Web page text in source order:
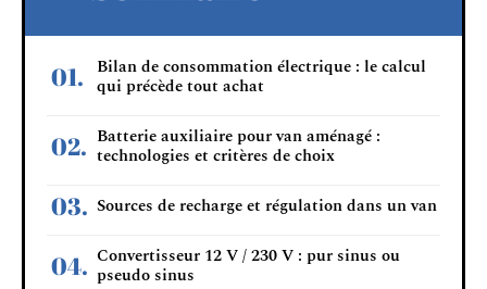
Bilan de consommation électrique : le calcul
qui précède tout achat
Batterie auxiliaire pour van aménagé :
technologies et critères de choix
Sources de recharge et régulation dans un van
Convertisseur 12 V / 230 V : pur sinus ou
pseudo sinus